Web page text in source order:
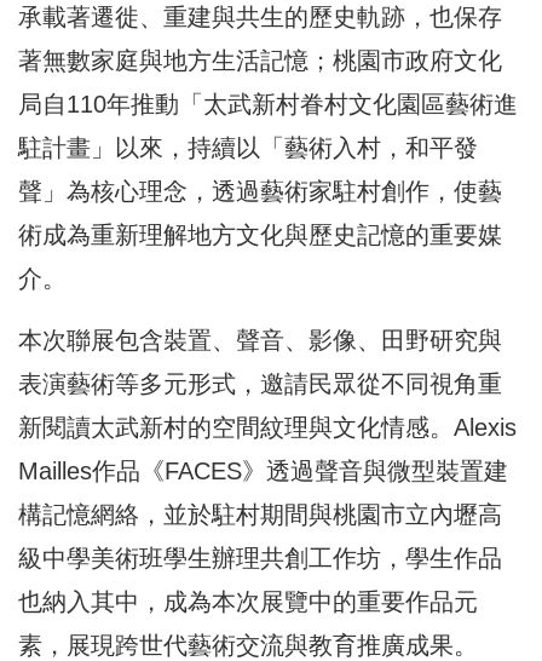
承載著遷徙、重建與共生的歷史軌跡，也保存
著無數家庭與地方生活記憶；桃園市政府文化
局自110年推動「太武新村眷村文化園區藝術進
駐計畫」以來，持續以「藝術入村，和平發
聲」為核心理念，透過藝術家駐村創作，使藝
術成為重新理解地方文化與歷史記憶的重要媒
介。
本次聯展包含裝置、聲音、影像、田野研究與
表演藝術等多元形式，邀請民眾從不同視角重
新閱讀太武新村的空間紋理與文化情感。Alexis
Mailles作品《FACES》透過聲音與微型裝置建
構記憶網絡，並於駐村期間與桃園市立內壢高
級中學美術班學生辦理共創工作坊，學生作品
也納入其中，成為本次展覽中的重要作品元
素，展現跨世代藝術交流與教育推廣成果。